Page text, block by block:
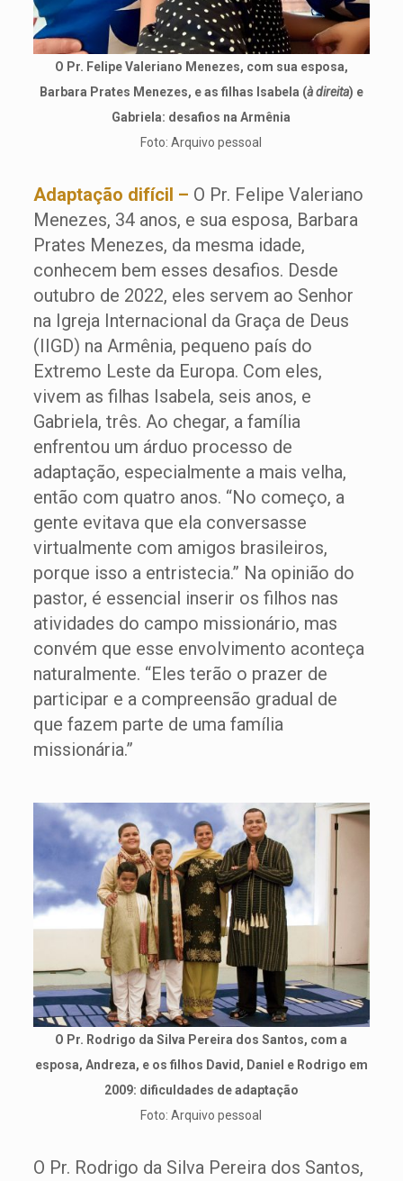
O Pr. Felipe Valeriano Menezes, com sua esposa,
Barbara Prates Menezes, e as filhas Isabela (à direita) e
Gabriela: desafios na Armênia
Foto: Arquivo pessoal
Adaptação difícil – O Pr. Felipe Valeriano
Menezes, 34 anos, e sua esposa, Barbara
Prates Menezes, da mesma idade,
conhecem bem esses desafios. Desde
outubro de 2022, eles servem ao Senhor
na Igreja Internacional da Graça de Deus
(IIGD) na Armênia, pequeno país do
Extremo Leste da Europa. Com eles,
vivem as filhas Isabela, seis anos, e
Gabriela, três. Ao chegar, a família
enfrentou um árduo processo de
adaptação, especialmente a mais velha,
então com quatro anos. “No começo, a
gente evitava que ela conversasse
virtualmente com amigos brasileiros,
porque isso a entristecia.” Na opinião do
pastor, é essencial inserir os filhos nas
atividades do campo missionário, mas
convém que esse envolvimento aconteça
naturalmente. “Eles terão o prazer de
participar e a compreensão gradual de
que fazem parte de uma família
missionária.”
O Pr. Rodrigo da Silva Pereira dos Santos, com a
esposa, Andreza, e os filhos David, Daniel e Rodrigo em
2009: dificuldades de adaptação
Foto: Arquivo pessoal
O Pr. Rodrigo da Silva Pereira dos Santos,